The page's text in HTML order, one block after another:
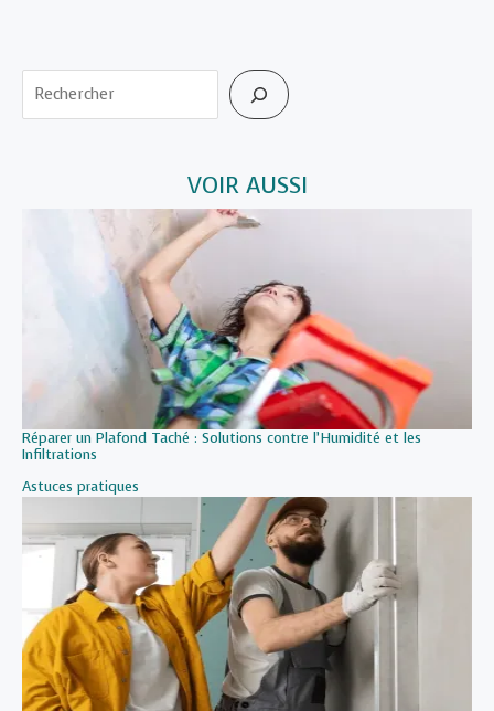
Rechercher
VOIR AUSSI
Réparer un Plafond Taché : Solutions contre l’Humidité et les
Infiltrations
Par rapport à
Astuces pratiques